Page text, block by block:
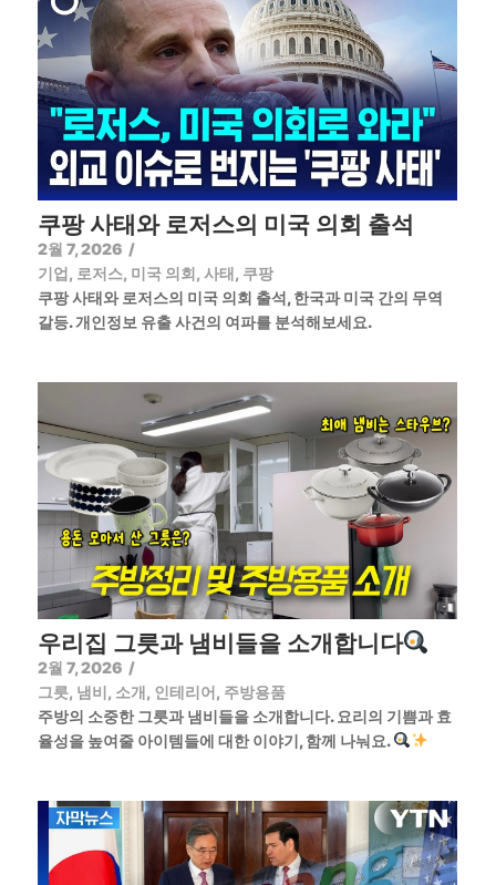
쿠팡 사태와 로저스의 미국 의회 출석
2월 7, 2026 /
기업 , 로저스, 미국 의회 ,사태 , 쿠팡
쿠팡 사태와 로저스의 미국 의회 출석, 한국과 미국 간의 무역
갈등. 개인정보 유출 사건의 여파를 분석해보세요.
우리집 그릇과 냄비들을 소개합니다
2월 7, 2026 /
그릇, 냄비, 소개, 인테리어, 주방용품
주방의 소중한 그릇과 냄비들을 소개합니다. 요리의 기쁨과 효
율성을 높여줄 아이템들에 대한 이야기, 함께 나눠요.